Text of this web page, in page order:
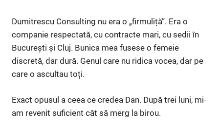
Dumitrescu Consulting nu era o „firmuliță”. Era o
companie respectată, cu contracte mari, cu sedii în
București și Cluj. Bunica mea fusese o femeie
discretă, dar dură. Genul care nu ridica vocea, dar pe
care o ascultau toți.
Exact opusul a ceea ce credea Dan. După trei luni, mi-
am revenit suficient cât să merg la birou.